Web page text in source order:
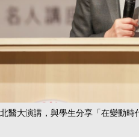
醫大演講，與學生分享「在變動時